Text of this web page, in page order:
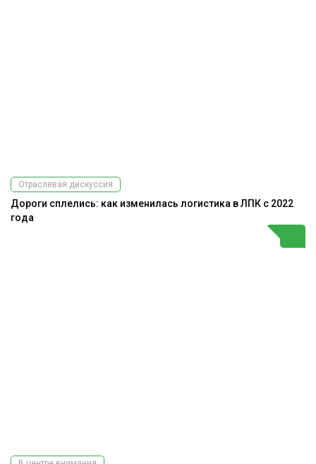
Отраслевая дискуссия
Дороги сплелись: как изменилась логистика в ЛПК с 2022
года